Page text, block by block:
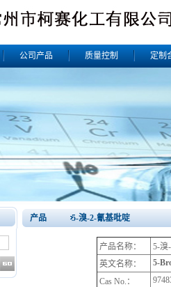
公司产品 质量控制 定制
产品 5-溴-2-氰基吡啶
产品名称：
5-溴
英文名称：
5-
Cas No.：